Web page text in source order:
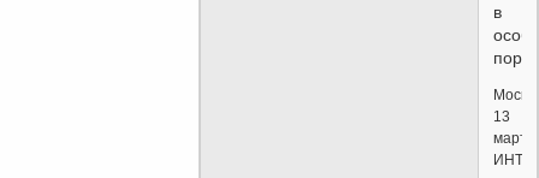
в
13
марта.